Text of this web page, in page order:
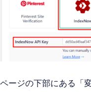
ページの下部にある「